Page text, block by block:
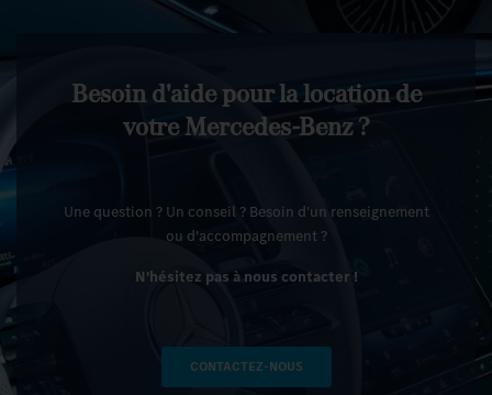
Besoin d'aide pour la location de
votre Mercedes-Benz ?
Une question ? Un conseil ? Besoin d'un renseignement
ou d'accompagnement ?
N'hésitez pas à nous contacter !
CONTACTEZ-NOUS